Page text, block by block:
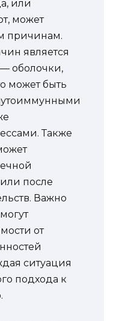
или
может
причинам.
является
оболочки,
может быть
Также
после
Важно
от
ситуация
подхода к